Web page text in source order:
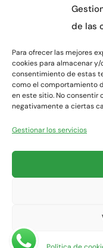
de las
Para ofrecer las mejores
cookies para almacenar
consentimiento de estas
como el comportamiento
en este sitio. No consentir
negativamente a ciertas
Gestionar los servicios